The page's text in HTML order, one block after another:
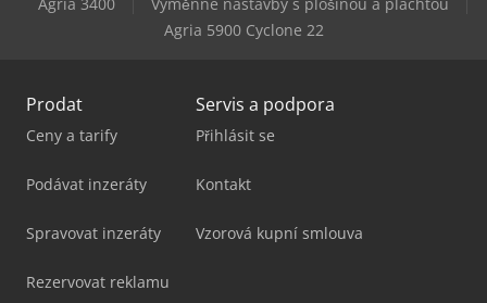
Panhans Bsb 500
Agria 5900 Cyclone 22
Prodat
Ceny a tarify
Podávat inzeráty
Spravovat inzeráty
Rezervovat reklamu
Servis a podpora
Přihlásit se
Kontakt
Vzorová kupní smlouva